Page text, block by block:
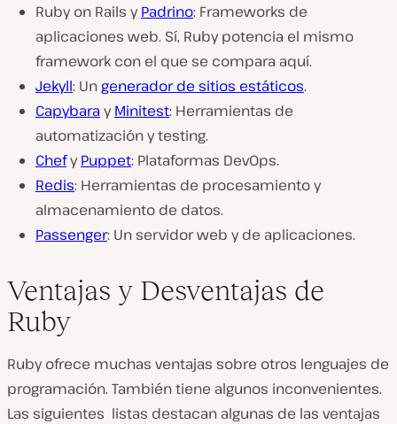
Ruby on Rails yPadrino: Frameworks de
aplicaciones web. Sí, Ruby potencia el mismo
framework con el que se compara aquí.
Jekyll: Ungenerador de sitios estáticos.
CapybarayMinitest: Herramientas de
automatización y testing.
ChefyPuppet: Plataformas DevOps.
Redis: Herramientas de procesamiento y
almacenamiento de datos.
Passenger: Un servidor web y de aplicaciones.
Ventajas y Desventajas de
Ruby
Ruby ofrece muchas ventajas sobre otros lenguajes de
programación. También tiene algunos inconvenientes.
Las siguientes listas destacan algunas de las ventajas